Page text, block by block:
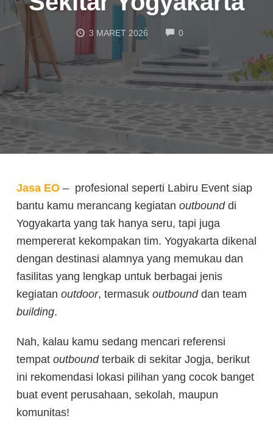
3 MARET 2026 0COMMENTS
Jasa EO – profesional seperti Labiru Event siap
bantu kamu merancang kegiatan outbounddi
Yogyakarta yang tak hanya seru, tapi juga
mempererat kekompakan tim. Yogyakarta dikenal
dengan destinasi alamnya yang memukau dan
fasilitas yang lengkap untuk berbagai jenis
kegiatan outdoor, termasuk outbounddan team
building.
Nah, kalau kamu sedang mencari referensi
tempat outboundterbaik di sekitar Jogja, berikut
ini rekomendasi lokasi pilihan yang cocok banget
buat event perusahaan, sekolah, maupun
komunitas!